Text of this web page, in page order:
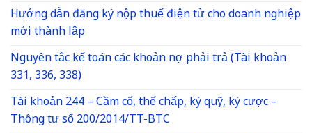
Hướng dẫn đăng ký nộp thuế điện tử cho doanh nghiệp
mới thành lập
Nguyên tắc kế toán các khoản nợ phải trả (Tài khoản
331, 336, 338)
Tài khoản 244 – Cầm cố, thế chấp, ký quỹ, ký cược –
Thông tư số 200/2014/TT-BTC